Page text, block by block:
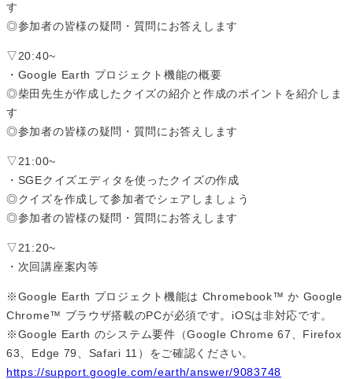
す
◎参加者の皆様の疑問・質問にお答えします
▽20:40~
・Google Earth プロジェクト機能の概要
◎柴田先生が作成したクイズの紹介と作成のポイントを紹介しま
す
◎参加者の皆様の疑問・質問にお答えします
▽21:00~
・SGEクイズエディタを使ったクイズの作成
◎クイズを作成して参加者でシェアしましょう
◎参加者の皆様の疑問・質問にお答えします
▽21:20~
・次回講座案内等
※Google Earth プロジェクト機能は Chromebook™️ か Google
Chrome™️ ブラウザ搭載のPCが必須です。iOSは非対応です。
※Google Earth のシステム要件（Google Chrome 67、Firefox
63、Edge 79、Safari 11）をご確認ください。
https://support.google.com/earth/answer/9083748